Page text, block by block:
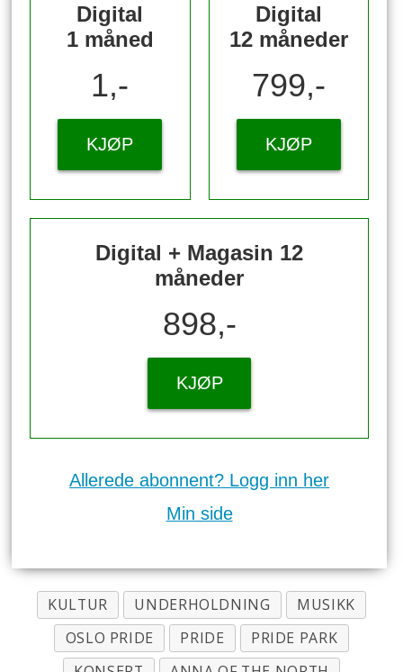
Digital
1 måned
1,-
KJØP
Digital
12 måneder
799,-
KJØP
Digital + Magasin 12
måneder
898,-
KJØP
Allerede abonnent? Logg inn her
Min side
KULTUR UNDERHOLDNING
MUSIKK
OSLO PRIDE
PRIDE
PRIDE PARK